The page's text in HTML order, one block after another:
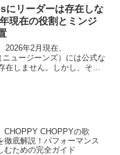
一家に育まれた才能、そし
...
にリーダーは存在しな
現在の役割とミンジ
2026年2月現在、
ニュージーンズ）には公式な
在しません。しかし、それ
CHOPPY CHOPPYの歌
徹底解説！パフォーマンス
むための完全ガイド